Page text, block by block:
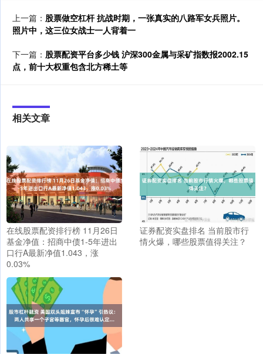
上一篇： 股票做空杠杆 抗战时期，一张真实的八路军女兵照片。
照片中，这三位女战士一人背着一
下一篇： 股票配资平台多少钱 沪深300金属与采矿指数报2002.15
点，前十大权重包含北方稀土等
相关文章
在线股票配资排行榜 11月26日
基金净值：招商中债1-5年进出
口行A最新净值1.043，涨
0.03%
证券配资实盘排名 当前股市行
情火爆，哪些股票值得关注？